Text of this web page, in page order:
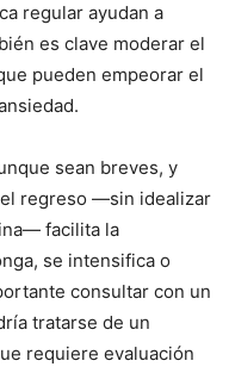
regular ayudan a
es clave moderar el
pueden empeorar el
sean breves, y
regreso —sin idealizar
facilita la
se intensifica o
consultar con un
tratarse de un
requiere evaluación